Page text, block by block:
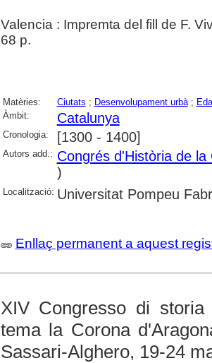
Valencia : Impremta del fill de F.
68 p.
Matèries: Ciutats ; Desenvolupament urbà;
Àmbit:
Catalunya
Cronologia: [1300 - 1400]
Autors add.: Congrés d'Història de la
)
Localització: Universitat Pompeu
Enllaç permanent a aquest
XIV Congresso di
tema la Corona
Sassari-Alghero, 19-24